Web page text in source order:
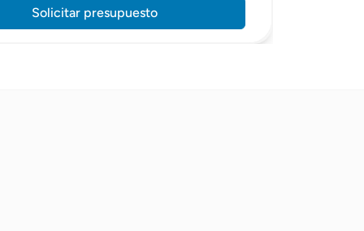
Solicitar presupuesto